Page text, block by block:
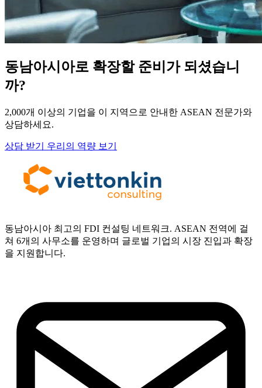
동남아시아로 확장할 준비가 되셨습니
까?
2,000개 이상의 기업을 이 지역으로 안내한 ASEAN 전문가와
상담하세요.
상담 받기 우리의 역량 보기
동남아시아 최고의 FDI 컨설팅 네트워크. ASEAN 전역에 걸
쳐 6개의 사무소를 운영하며 글로벌 기업의 시장 진입과 확장
을 지원합니다.